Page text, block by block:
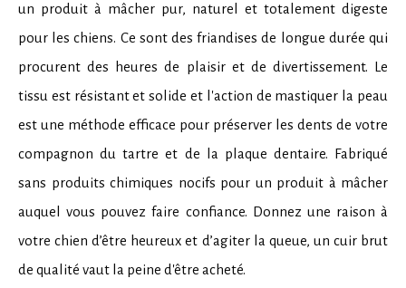
un produit à mâcher pur, naturel et totalement digeste
pour les chiens. Ce sont des friandises de longue durée qui
procurent des heures de plaisir et de divertissement. Le
tissu est résistant et solide et l'action de mastiquer la peau
est une méthode efficace pour préserver les dents de votre
compagnon du tartre et de la plaque dentaire. Fabriqué
sans produits chimiques nocifs pour un produit à mâcher
auquel vous pouvez faire confiance. Donnez une raison à
votre chien d’être heureux et d’agiter la queue, un cuir brut
de qualité vaut la peine d'être acheté.